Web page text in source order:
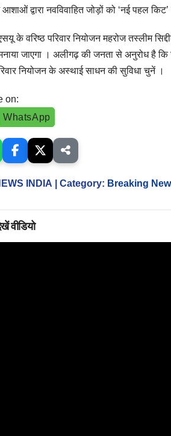
द्वारा नवविवाहित जोड़ों को ‘नई पहल
के वरिष्ठ परिवार नियोजन महरोज तस्लीम
जाएगा । अलीगढ़ की जनता से अनुरोध है कि
नियोजन के अस्थाई साधन की सुविधा चुनें ।
on:
WhatsApp
INDIA | Category: Breaking
वीडियो